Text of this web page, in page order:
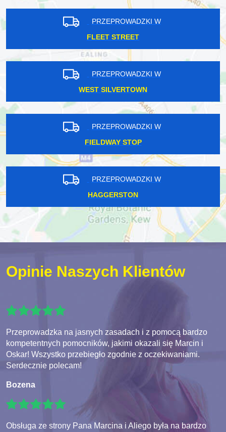
PRZEPROWADZKI W
FLEET STREET
PRZEPROWADZKI W
WEST SILVERTOWN
PRZEPROWADZKI W
FIELDWAY STOP
PRZEPROWADZKI W
HAGGERSTON
Opinie Naszych Klientów
Przeprowadzka na jasnych zasadach i z pomocą bardzo
kompetentnych pomocników, jakimi okazali się Marcin i
Oskar! Wszystko przebiegło zgodnie z oczekiwaniami.
Serdecznie polecam!
Bozena
Obsługa ze strony Pana Marcina i Aliego była na bardzo